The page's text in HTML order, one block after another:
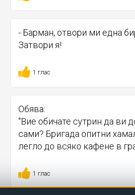
- Барман, отвори ми една
Затвори я!
1 глас
Обява:
"Вие обичате сутрин да ви
сами? Бригада опитни
легло до всяко кафене в
1 глас